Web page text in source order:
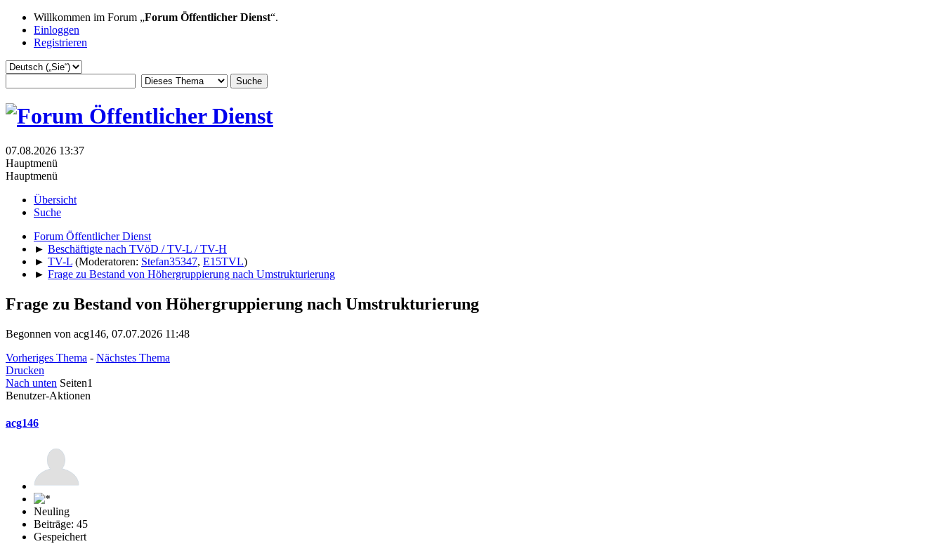
Willkommen im Forum „Forum Öffentlicher Dienst“.
Einloggen
Registrieren
07.08.2026 13:37
Hauptmenü
Hauptmenü
Übersicht
Suche
Forum Öffentlicher Dienst
► Beschäftigte nach TVöD / TV-L / TV-H
► TV-L (Moderatoren: Stefan35347, E15TVL)
► Frage zu Bestand von Höhergruppierung nach Umstrukturierung
Frage zu Bestand von Höhergruppierung nach Umstrukturierung
Begonnen von acg146, 07.07.2026 11:48
Vorheriges Thema - Nächstes Thema
Drucken
Nach unten Seiten1
Benutzer-Aktionen
acg146
Neuling
Beiträge: 45
Gespeichert